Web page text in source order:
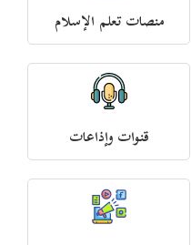
منصات تعلم الإسلام
قنوات وإذاعات